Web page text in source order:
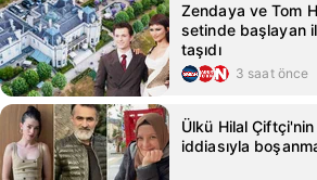
Zendaya ve Tom
setinde başlayan
taşıdı
3 saat önce
Ülkü Hilal
iddiasıyla